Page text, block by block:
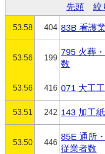
先頭 絞
53.58 404 83B 看護
53.56 199
795 火葬
数
53.56 416 071 大工
53.51 242 143 加工
53.50 446
85E 通所
従業者数